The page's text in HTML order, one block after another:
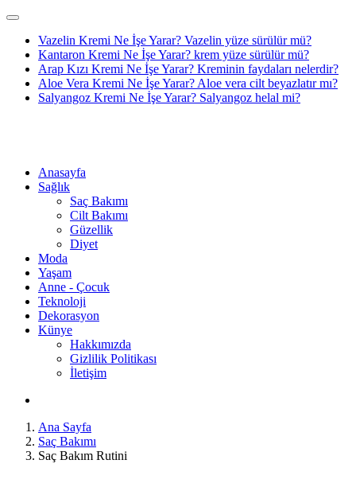
Vazelin Kremi Ne İşe Yarar? Vazelin yüze sürülür mü?
Kantaron Kremi Ne İşe Yarar? krem yüze sürülür mü?
Arap Kızı Kremi Ne İşe Yarar? Kreminin faydaları nelerdir?
Aloe Vera Kremi Ne İşe Yarar? Aloe vera cilt beyazlatır mı?
Salyangoz Kremi Ne İşe Yarar? Salyangoz helal mi?
Anasayfa
Sağlık
Saç Bakımı
Cilt Bakımı
Güzellik
Diyet
Moda
Yaşam
Anne - Çocuk
Teknoloji
Dekorasyon
Künye
Hakkımızda
Gizlilik Politikası
İletişim
Ana Sayfa
Saç Bakımı
Saç Bakım Rutini